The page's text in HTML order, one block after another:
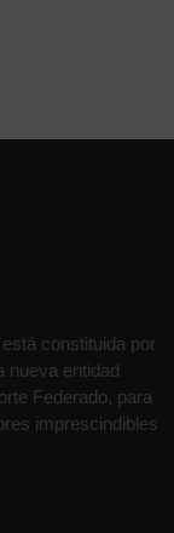
constituida por
nueva entidad
Federado, para
imprescindibles